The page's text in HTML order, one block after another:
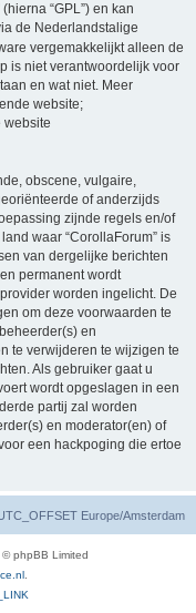
(hierna “GPL”) en kan
de Nederlandstalige
vergemakkelijkt alleen de
is niet verantwoordelijk voor
en wat niet. Meer
website;
website
obscene, vulgaire,
of anderzijds
zijnde regels en/of
waar “CorollaForum” is
van dergelijke berichten
permanent wordt
worden ingelicht. De
om deze voorwaarden te
en
te verwijderen te wijzigen te
Als gebruiker gaat u
wordt opgeslagen in een
partij zal worden
en moderator(en) of
een hackpoging die ertoe
Europe/Amsterdam
phpBB Limited
.